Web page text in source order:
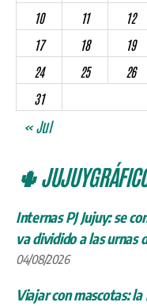
10
11 12
17
18 19
24
25 26
31
« Jul
🌵
Internas PJ Jujuy: se
va dividido a las urnas
04/08/2026
Viajar con mascotas: